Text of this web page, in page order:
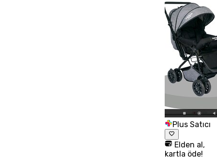
Plus Satıcı
Elden al,
kartla öde!